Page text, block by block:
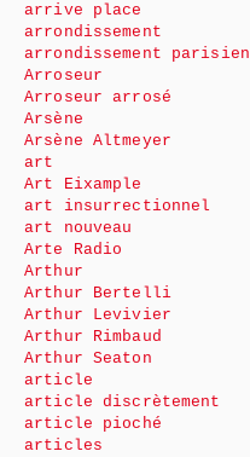
arrive place
arrondissement
arrondissement parisien
Arroseur
Arroseur arrosé
Arsène
Arsène Altmeyer
art
Art Eixample
art insurrectionnel
art nouveau
Arte Radio
Arthur
Arthur Bertelli
Arthur Levivier
Arthur Rimbaud
Arthur Seaton
article
article discrètement
article pioché
articles